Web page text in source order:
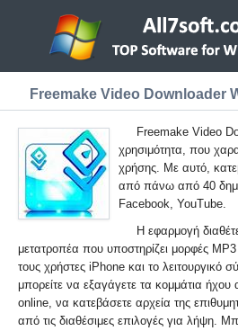
Freemake Video Downloader
Freemake Video
χρησιμότητα, που
χρήσης. Με αυτό,
από πάνω από 40
Facebook, YouTube.
Η εφαρμογή
μετατροπέα που υποστηρίζει μορφές MP3
τους χρήστες iPhone και το λειτουργικό
μπορείτε να εξαγάγετε τα κομμάτια
online, να κατεβάσετε αρχεία της
από τις διαθέσιμες επιλογές για λήψη.